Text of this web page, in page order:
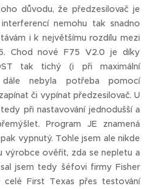
důvodu, že předzesilovač je
nemohu tak snadno
i k největšímu rozdílu mezi
Chod nové F75 V2.0 je díky
tak tichý (i při maximální
nebyla potřeba pomocí
či vypínat předzesilovač. U
při nastavování jednodušší a
Program JE znamená
vypnutý. Tohle jsem ale nikde
výrobce ověřit, zda se nepletu a
jsem tedy šéfovi firmy Fisher
celé First Texas přes testování